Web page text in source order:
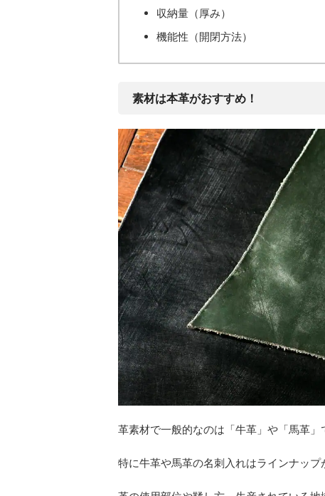
収納量（厚み）
機能性（開閉方法）
素材は本革がおすすめ！
革素材で一般的なのは「牛革」や「馬革」
特に牛革や馬革の名刺入れはラインナップ